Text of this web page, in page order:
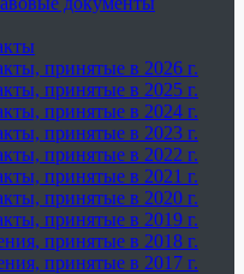
принятые в 2026 г.
принятые в 2025 г.
принятые в 2024 г.
принятые в 2023 г.
принятые в 2022 г.
принятые в 2021 г.
принятые в 2020 г.
принятые в 2019 г.
принятые в 2018 г.
принятые в 2017 г.